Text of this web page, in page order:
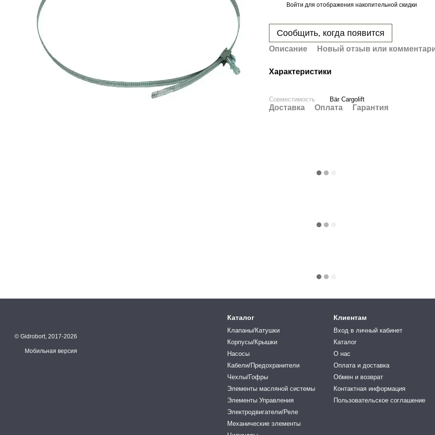
Войти для отображения накопительной скидки
Сообщить, когда появится
Описание Новый отзыв или
Характеристики
Совместимость Bär Cargolift
Доставка Оплата Гарантия
© Gidrobort, 2017-2026
Мобильная версия
Каталог
Клапаны/Катушки
Корпусы/Крышки
Насосы
Кабели/Предохранители
Чехлы/Гофры
Элементы масляной системы
Элементы Управления
Электродвигатели/Реле
Механические элементы
Клиентам
Вход в личный кабинет
Каталог
О нас
Оплата и доставка
Обмен и возврат
Контактная информация
Пользовательское соглашение